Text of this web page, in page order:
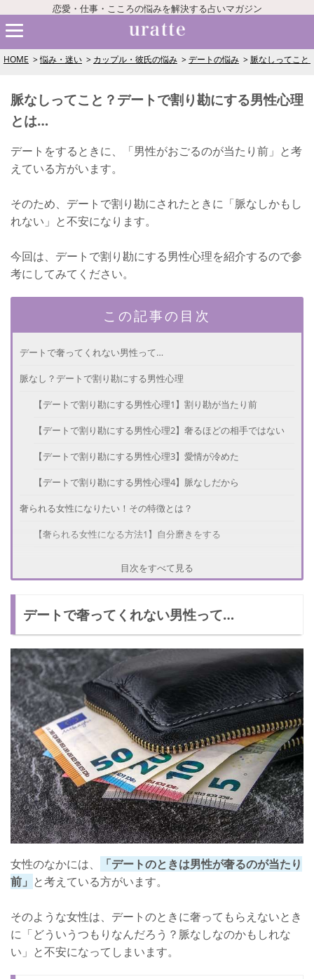
恋愛・仕事・こころの悩みを解決する占いマガジン
HOME 悩み・迷い カップル・彼氏の悩み デートの悩み 脈なしってこと
脈なしってこと？デートで割り勘にする男性心理
とは…
デートをするときに、「男性がおごるのが当たり前」と考
えている方がいます。
そのため、デートで割り勘にされたときに「脈なしかもし
れない」と不安になります。
今回は、デートで割り勘にする男性心理を紹介するので参
考にしてみてください。
この記事の目次
デートで奢ってくれない男性って…
脈なし？デートで割り勘にする男性心理
【デートで割り勘にする男性心理1】割り勘が当たり前
【デートで割り勘にする男性心理2】奢るほどの相手ではない
【デートで割り勘にする男性心理3】愛情が冷めた
【デートで割り勘にする男性心理4】脈なしだから
奢られる女性になりたい！その特徴とは？
【奢られる女性になる方法1】自分磨きをする
【奢られる女性になる方法4】つまらなそうにしない
割り勘＝脈なしではない！アタック方法
脈ありになって奢られたい！
目次をすべて見る
デートで奢ってくれない男性って…
女性のなかには、
「デートのときは男性が奢るのが当たり
前」 と考えている方がいます。
そのような女性は、デートのときに奢ってもらえないとき
に「どういうつもりなんだろう？脈なしなのかもしれな
い」と不安になってしまいます。